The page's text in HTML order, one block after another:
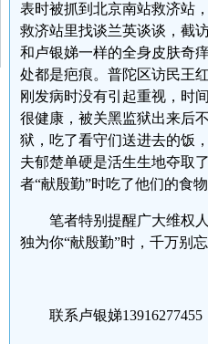
表时被抓到北京南站救济站
救济站里找谈兰英谈谈，截
和卢银娣一样的全身皮肤奇
处都是疤痕。普陀区访民王
刚发病时没有引起重视，时
很健康，被关黑监狱出来后
狱，吃了看守们送进去的饭
夫郁楚单硬是活生生地夺取
者“献殷勤”时吃了他们的食
笔者特别提醒广大维权
独为你“献殷勤”时，千万别
联系卢银娣